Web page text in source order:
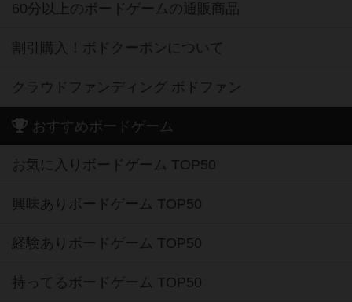
60分以上のボードゲームの通販商品
割引購入！ボドクーポンについて
クラウドファンディング ボドファン
おすすめボードゲーム
お気に入りボードゲーム TOP50
興味ありボードゲーム TOP50
経験ありボードゲーム TOP50
持ってるボードゲーム TOP50